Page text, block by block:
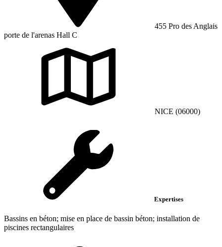
455 Pro des Anglais
porte de l'arenas Hall C
NICE (06000)
Expertises
Bassins en béton; mise en place de bassin béton; installation de
piscines rectangulaires